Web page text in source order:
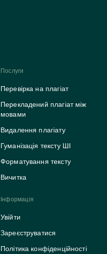
Послуги
Перевірка на плагіат
Перекладений плагіат між
мовами
Видалення плагіату
Гуманізація тексту ШІ
Форматування тексту
Вичитка
Інформація
Увійти
Зареєструватися
Політика конфіденційності